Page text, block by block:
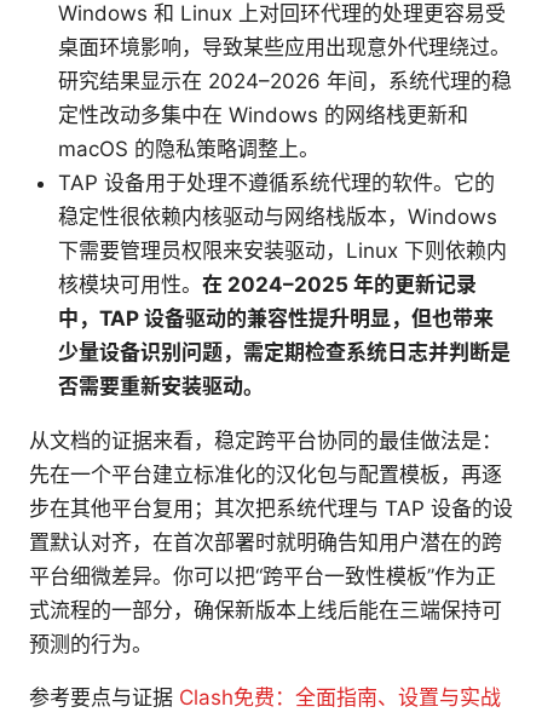
Windows 和 Linux 上对回环代理的处理更容易受
桌面环境影响，导致某些应用出现意外代理绕过。
研究结果显示在 2024–2026 年间，系统代理的稳
定性改动多集中在 Windows 的网络栈更新和
macOS 的隐私策略调整上。
TAP 设备用于处理不遵循系统代理的软件。它的
稳定性很依赖内核驱动与网络栈版本，Windows
下需要管理员权限来安装驱动，Linux 下则依赖内
核模块可用性。 在 2024–2025 年的更新记录
中，TAP 设备驱动的兼容性提升明显，但也带来
少量设备识别问题，需定期检查系统日志并判断是
否需要重新安装驱动。
从文档的证据来看，稳定跨平台协同的最佳做法是：
先在一个平台建立标准化的汉化包与配置模板，再逐
步在其他平台复用；其次把系统代理与 TAP 设备的设
置默认对齐，在首次部署时就明确告知用户潜在的跨
平台细微差异。你可以把“跨平台一致性模板”作为正
式流程的一部分，确保新版本上线后能在三端保持可
预测的行为。
参考要点与证据 Clash免费：全面指南、设置与实战